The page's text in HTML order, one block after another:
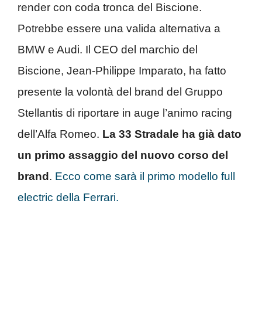
render con coda tronca del Biscione.
Potrebbe essere una valida alternativa a
BMW e Audi. Il CEO del marchio del
Biscione, Jean-Philippe Imparato, ha fatto
presente la volontà del brand del Gruppo
Stellantis di riportare in auge l’animo racing
dell’Alfa Romeo. La 33 Stradale ha già dato
un primo assaggio del nuovo corso del
brand. Ecco come sarà il primo modello full
electric della Ferrari.